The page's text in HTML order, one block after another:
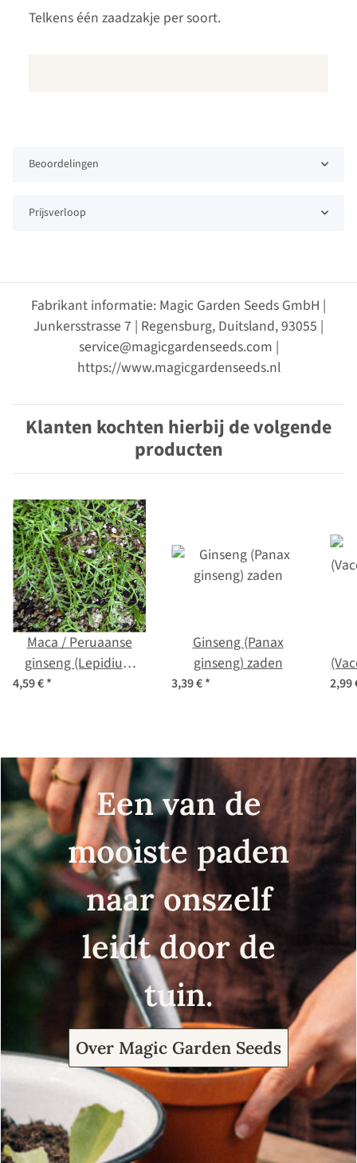
Telkens één zaadzakje per soort.
Beoordelingen
Prijsverloop
Fabrikant informatie: Magic Garden Seeds GmbH |
Junkersstrasse 7 | Regensburg, Duitsland, 93055 |
service@magicgardenseeds.com |
https://www.magicgardenseeds.nl
Klanten kochten hierbij de volgende
producten
Maca / Peruaanse
ginseng (Lepidium
meyenii) zaden
4,59 €*
Ginseng (Panax
ginseng) zaden
3,39 €* 2,99
Een van de
mooiste paden
naar onszelf
leidt door de
tuin.
Over Magic Garden Seeds